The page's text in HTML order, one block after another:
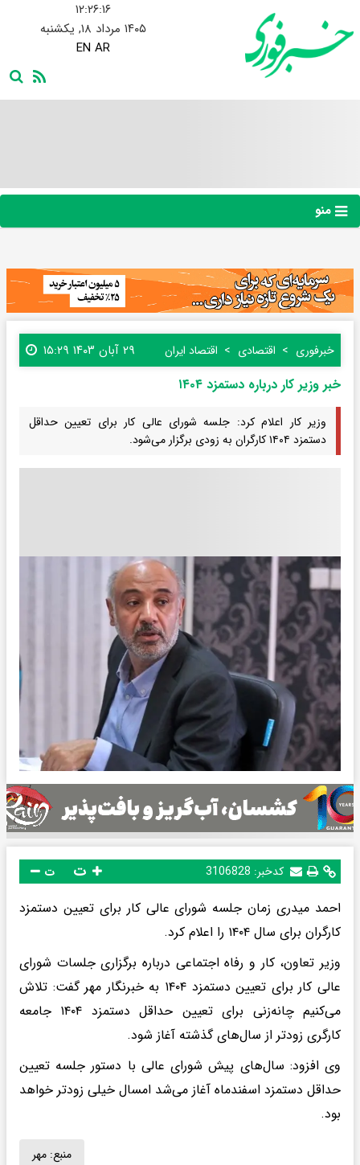
۱۲:۲۶:۱۷
۱۴۰۵ مرداد ۱۸, یکشنبه
EN AR
منو
خبرفوری اقتصادی اقتصاد ایران ۲۹ آبان ۱۴۰۳ ۱۵:۲۹
خبر وزیر کار درباره دستمزد ۱۴۰۴
وزیر کار اعلام کرد: جلسه شورای عالی کار برای تعیین حداقل
دستمزد ۱۴۰۴ کارگران به زودی برگزار می‌شود.
کدخبر: 3106828 ت
احمد میدری زمان جلسه شورای عالی کار برای تعیین دستمزد
کارگران برای سال ۱۴۰۴ را اعلام کرد.
وزیر تعاون، کار و رفاه اجتماعی درباره برگزاری جلسات شورای
عالی کار برای تعیین دستمزد ۱۴۰۴ به خبرنگار مهر گفت: تلاش
می‌کنیم چانه‌زنی برای تعیین حداقل دستمزد ۱۴۰۴ جامعه
کارگری زودتر از سال‌های گذشته آغاز شود.
وی افزود: سال‌های پیش شورای عالی با دستور جلسه تعیین
حداقل دستمزد اسفندماه آغاز می‌شد امسال خیلی زودتر خواهد
بود.
منبع: مهر